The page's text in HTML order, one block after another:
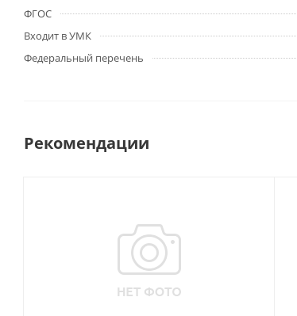
ФГОС
Входит в УМК
Федеральный перечень
Рекомендации